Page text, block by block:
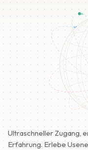
Contact
5 Day Pass
Ultraschneller Zugang,
Erfahrung. Erlebe